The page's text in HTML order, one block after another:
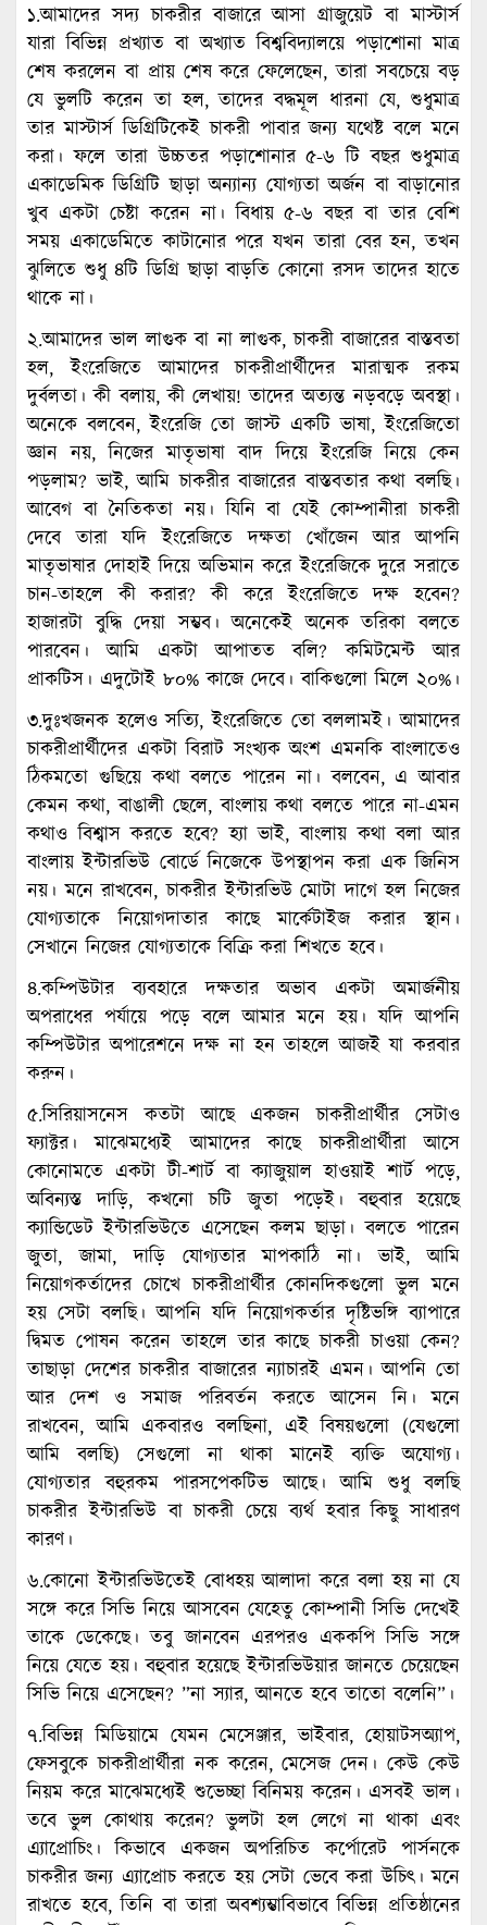
১.আমাদের সদ্য চাকরীর বাজারে আসা গ্রাজুয়েট বা মাস্টার্স
যারা বিভিন্ন প্রখ্যাত বা অখ্যাত বিশ্ববিদ্যালয়ে পড়াশোনা মাত্র
শেষ করলেন বা প্রায় শেষ করে ফেলেছেন, তারা সবচেয়ে বড়
যে ভুলটি করেন তা হল, তাদের বদ্ধমূল ধারনা যে, শুধুমাত্র
তার মাস্টার্স ডিগ্রিটিকেই চাকরী পাবার জন্য যথেষ্ট বলে মনে
করা। ফলে তারা উচ্চতর পড়াশোনার ৫-৬ টি বছর শুধুমাত্র
একাডেমিক ডিগ্রিটি ছাড়া অন্যান্য যোগ্যতা অর্জন বা বাড়ানোর
খুব একটা চেষ্টা করেন না। বিধায় ৫-৬ বছর বা তার বেশি
সময় একাডেমিতে কাটানোর পরে যখন তারা বের হন, তখন
ঝুলিতে শুধু ৪টি ডিগ্রি ছাড়া বাড়তি কোনো রসদ তাদের হাতে
থাকে না।
২.আমাদের ভাল লাগুক বা না লাগুক, চাকরী বাজারের বাস্তবতা
হল, ইংরেজিতে আমাদের চাকরীপ্রার্থীদের মারাত্মক রকম
দুর্বলতা। কী বলায়, কী লেখায়! তাদের অত্যন্ত নড়বড়ে অবস্থা।
অনেকে বলবেন, ইংরেজি তো জাস্ট একটি ভাষা, ইংরেজিতো
জ্ঞান নয়, নিজের মাতৃভাষা বাদ দিয়ে ইংরেজি নিয়ে কেন
পড়লাম? ভাই, আমি চাকরীর বাজারের বাস্তবতার কথা বলছি।
আবেগ বা নৈতিকতা নয়। যিনি বা যেই কোম্পানীরা চাকরী
দেবে তারা যদি ইংরেজিতে দক্ষতা খোঁজেন আর আপনি
মাতৃভাষার দোহাই দিয়ে অভিমান করে ইংরেজিকে দুরে সরাতে
চান-তাহলে কী করার? কী করে ইংরেজিতে দক্ষ হবেন?
হাজারটা বুদ্ধি দেয়া সম্ভব। অনেকেই অনেক তরিকা বলতে
পারবেন। আমি একটা আপাতত বলি? কমিটমেন্ট আর
প্রাকটিস। এদুটোই ৮০% কাজে দেবে। বাকিগুলো মিলে ২০%।
৩.দুঃখজনক হলেও সত্যি, ইংরেজিতে তো বললামই। আমাদের
চাকরীপ্রার্থীদের একটা বিরাট সংখ্যক অংশ এমনকি বাংলাতেও
ঠিকমতো গুছিয়ে কথা বলতে পারেন না। বলবেন, এ আবার
কেমন কথা, বাঙালী ছেলে, বাংলায় কথা বলতে পারে না-এমন
কথাও বিশ্বাস করতে হবে? হ্যা ভাই, বাংলায় কথা বলা আর
বাংলায় ইন্টারভিউ বোর্ডে নিজেকে উপস্থাপন করা এক জিনিস
নয়। মনে রাখবেন, চাকরীর ইন্টারভিউ মোটা দাগে হল নিজের
যোগ্যতাকে নিয়োগদাতার কাছে মার্কেটাইজ করার স্থান।
সেখানে নিজের যোগ্যতাকে বিক্রি করা শিখতে হবে।
৪.কম্পিউটার ব্যবহারে দক্ষতার অভাব একটা অমার্জনীয়
অপরাধের পর্যায়ে পড়ে বলে আমার মনে হয়। যদি আপনি
কম্পিউটার অপারেশনে দক্ষ না হন তাহলে আজই যা করবার
করুন।
৫.সিরিয়াসনেস কতটা আছে একজন চাকরীপ্রার্থীর সেটাও
ফ্যাক্টর। মাঝেমধ্যেই আমাদের কাছে চাকরীপ্রার্থীরা আসে
কোনোমতে একটা টী-শার্ট বা ক্যাজুয়াল হাওয়াই শার্ট পড়ে,
অবিন্যস্ত দাড়ি, কখনো চটি জুতা পড়েই। বহুবার হয়েছে
ক্যান্ডিডেট ইন্টারভিউতে এসেছেন কলম ছাড়া। বলতে পারেন
জুতা, জামা, দাড়ি যোগ্যতার মাপকাঠি না। ভাই, আমি
নিয়োগকর্তাদের চোখে চাকরীপ্রার্থীর কোনদিকগুলো ভুল মনে
হয় সেটা বলছি। আপনি যদি নিয়োগকর্তার দৃষ্টিভঙ্গি ব্যাপারে
দ্বিমত পোষন করেন তাহলে তার কাছে চাকরী চাওয়া কেন?
তাছাড়া দেশের চাকরীর বাজারের ন্যাচারই এমন। আপনি তো
আর দেশ ও সমাজ পরিবর্তন করতে আসেন নি। মনে
রাখবেন, আমি একবারও বলছিনা, এই বিষয়গুলো (যেগুলো
আমি বলছি) সেগুলো না থাকা মানেই ব্যক্তি অযোগ্য।
যোগ্যতার বহুরকম পারসপেকটিভ আছে। আমি শুধু বলছি
চাকরীর ইন্টারভিউ বা চাকরী চেয়ে ব্যর্থ হবার কিছু সাধারণ
কারণ।
৬.কোনো ইন্টারভিউতেই বোধহয় আলাদা করে বলা হয় না যে
সঙ্গে করে সিভি নিয়ে আসবেন যেহেতু কোম্পানী সিভি দেখেই
তাকে ডেকেছে। তবু জানবেন এরপরও এককপি সিভি সঙ্গে
নিয়ে যেতে হয়। বহুবার হয়েছে ইন্টারভিউয়ার জানতে চেয়েছেন
সিভি নিয়ে এসেছেন? ”না স্যার, আনতে হবে তাতো বলেনি”।
৭.বিভিন্ন মিডিয়ামে যেমন মেসেঞ্জার, ভাইবার, হোয়াটসঅ্যাপ,
ফেসবুকে চাকরীপ্রার্থীরা নক করেন, মেসেজ দেন। কেউ কেউ
নিয়ম করে মাঝেমধ্যেই শুভেচ্ছা বিনিময় করেন। এসবই ভাল।
তবে ভুল কোথায় করেন? ভুলটা হল লেগে না থাকা এবং
এ্যাপ্রোচিং। কিভাবে একজন অপরিচিত কর্পোরেট পার্সনকে
চাকরীর জন্য এ্যাপ্রোচ করতে হয় সেটা ভেবে করা উচিৎ। মনে
রাখতে হবে, তিনি বা তারা অবশ্যম্ভাবিভাবে বিভিন্ন প্রতিষ্ঠানের